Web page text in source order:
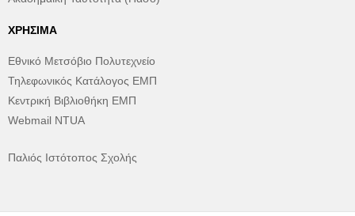
ΧΡΉΣΙΜΑ
Εθνικό Μετσόβιο Πολυτεχνείο
Τηλεφωνικός Κατάλογος ΕΜΠ
Κεντρική Βιβλιοθήκη ΕΜΠ
Webmail NTUA
Παλιός Ιστότοπος Σχολής